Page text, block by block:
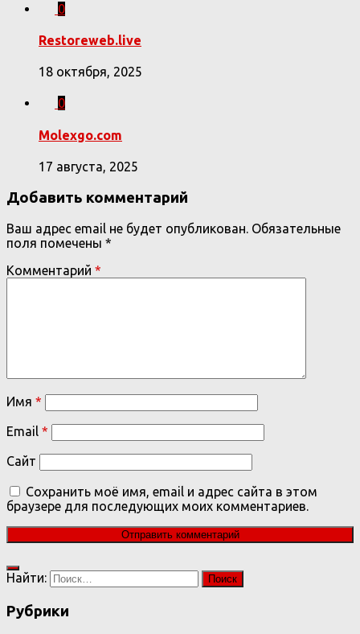
0
Restoreweb.live
18 октября, 2025
0
Molexgo.com
17 августа, 2025
Добавить комментарий
Ваш адрес email не будет опубликован. Обязательные
поля помечены *
Комментарий *
Имя *
Email *
Сайт
Сохранить моё имя, email и адрес сайта в этом
браузере для последующих моих комментариев.
Найти:
Рубрики